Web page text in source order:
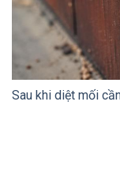
Sau khi diệt mối